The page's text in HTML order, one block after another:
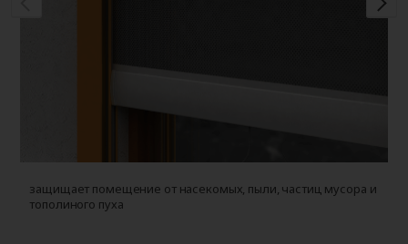
защищает помещение от насекомых, пыли, частиц мусора и
тополиного пуха